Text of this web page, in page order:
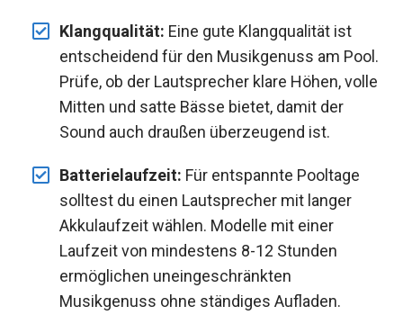
Klangqualität: Eine gute Klangqualität ist
entscheidend für den Musikgenuss am Pool.
Prüfe, ob der Lautsprecher klare Höhen, volle
Mitten und satte Bässe bietet, damit der
Sound auch draußen überzeugend ist.
Batterielaufzeit: Für entspannte Pooltage
solltest du einen Lautsprecher mit langer
Akkulaufzeit wählen. Modelle mit einer
Laufzeit von mindestens 8-12 Stunden
ermöglichen uneingeschränkten
Musikgenuss ohne ständiges Aufladen.